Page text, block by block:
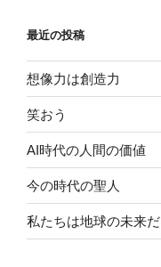
最近の投稿
想像力は創造力
笑おう
AI時代の人間の価値
今の時代の聖人
私たちは地球の未来だ